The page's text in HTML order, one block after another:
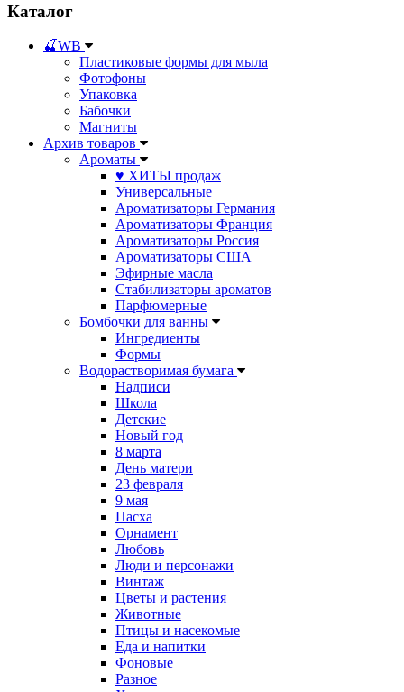
Каталог
🍒WB
Пластиковые формы для мыла
Фотофоны
Упаковка
Бабочки
Магниты
Архив товаров
Ароматы
♥ ХИТЫ продаж
Универсальные
Ароматизаторы Германия
Ароматизаторы Франция
Ароматизаторы Россия
Ароматизаторы США
Эфирные масла
Стабилизаторы ароматов
Парфюмерные
Бомбочки для ванны
Ингредиенты
Формы
Водорастворимая бумага
Надписи
Школа
Детские
Новый год
8 марта
День матери
23 февраля
9 мая
Пасха
Орнамент
Любовь
Люди и персонажи
Винтаж
Цветы и растения
Животные
Птицы и насекомые
Еда и напитки
Фоновые
Разное